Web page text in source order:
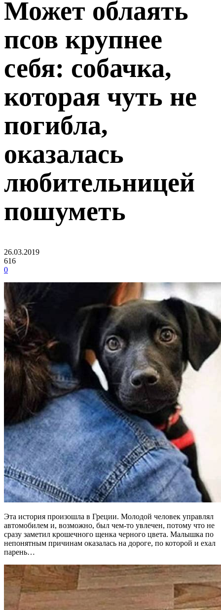
Может облаять
псов крупнее
себя: собачка,
которая чуть не
погибла,
оказалась
любительницей
пошуметь
26.03.2019
616
0
Эта история произошла в Греции. Молодой человек управлял
автомобилем и, возможно, был чем-то увлечен, потому что не
сразу заметил крошечного щенка черного цвета. Малышка по
непонятным причинам оказалась на дороге, по которой и ехал
парень…